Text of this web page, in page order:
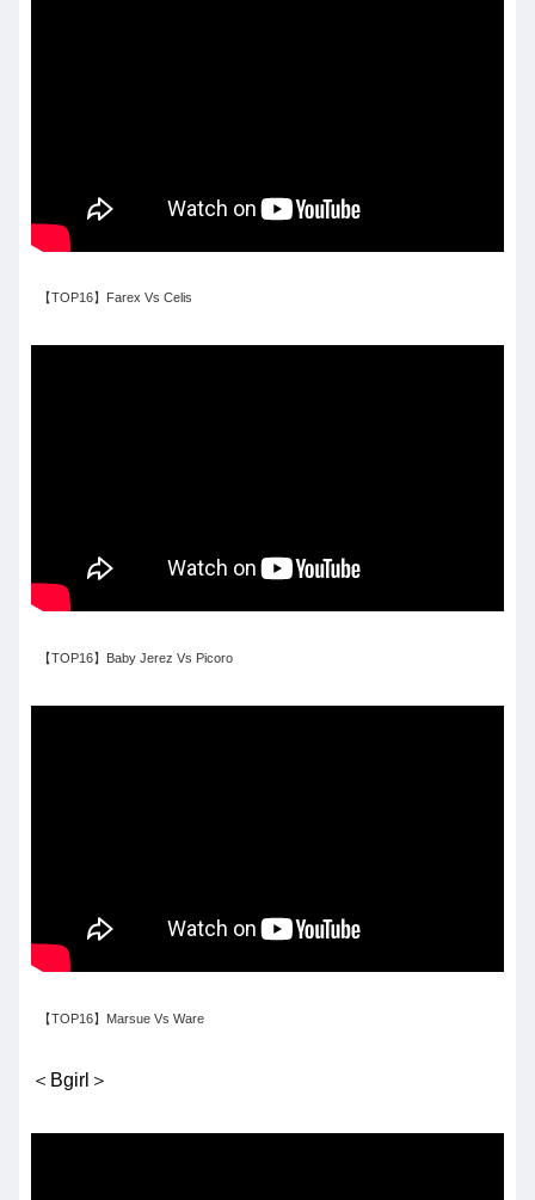
【TOP16】Farex Vs Celis
【TOP16】Baby Jerez Vs Picoro
【TOP16】Marsue Vs Ware
＜Bgirl＞